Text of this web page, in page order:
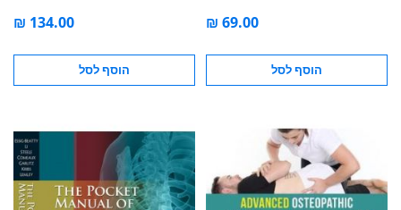
הוסף לסל הוסף לסל